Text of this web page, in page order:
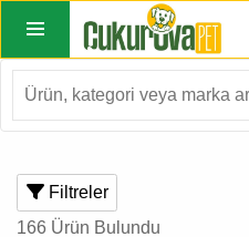
Filtreler
166 Ürün Bulundu